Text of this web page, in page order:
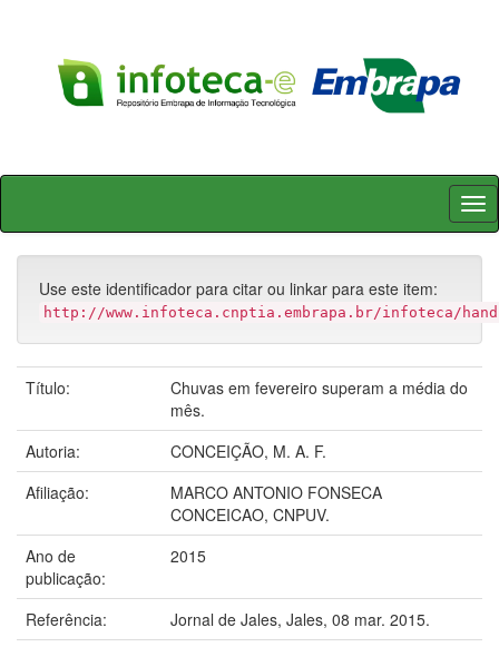
Skip
Use este identificador para citar ou linkar para este item:
http://www.infoteca.cnptia.embrapa.br/infoteca/
Título:
Chuvas em fevereiro superam a média do
mês.
Autoria:
CONCEIÇÃO, M. A. F.
Afiliação:
MARCO ANTONIO FONSECA
CONCEICAO, CNPUV.
Ano de
publicação:
2015
Referência:
Jornal de Jales, Jales, 08 mar. 2015.